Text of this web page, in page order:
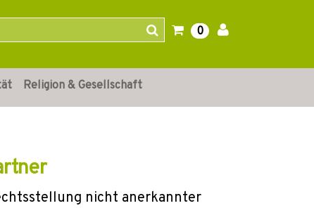
0
Religion & Gesellschaft
nicht anerkannter